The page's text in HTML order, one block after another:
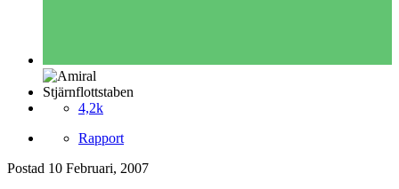
Stjärnflottstaben
4,2k
Rapport
Postad 10 Februari, 2007